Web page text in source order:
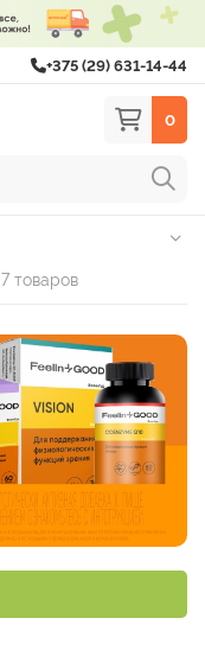
+375 (29) 631-14-44
0
7 товаров